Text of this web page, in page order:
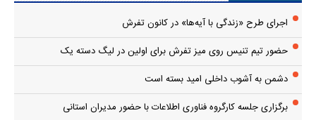
اجرای طرح «زندگی با آیه‌ها» در کانون تفرش
حضور تیم تنیس روی میز تفرش برای اولین در لیگ دسته یک
دشمن به آشوب داخلی امید بسته است
برگزاری جلسه کارگروه فناوری اطلاعات با حضور مدیران استانی